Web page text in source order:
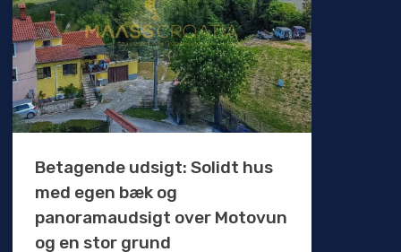
Betagende udsigt: Solidt hus
med egen bæk og
panoramaudsigt over Motovun
og en stor grund